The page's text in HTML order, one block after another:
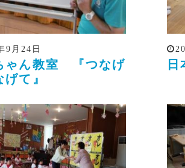
9月24日
ゃん教室 『つなげ
て』